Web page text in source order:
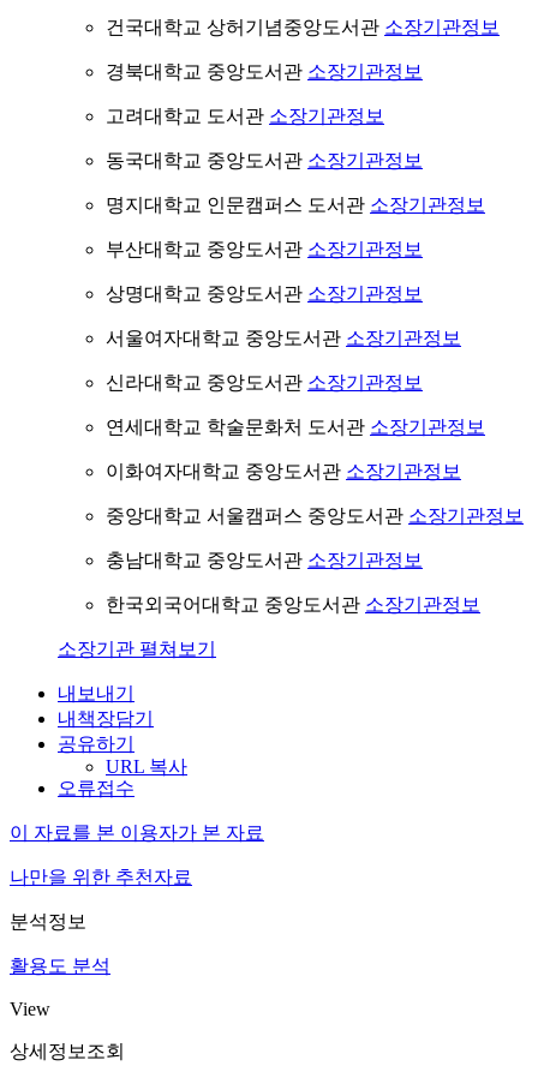
건국대학교 상허기념중앙도서관 소장기관정보
경북대학교 중앙도서관 소장기관정보
고려대학교 도서관 소장기관정보
동국대학교 중앙도서관 소장기관정보
명지대학교 인문캠퍼스 도서관 소장기관정보
부산대학교 중앙도서관 소장기관정보
상명대학교 중앙도서관 소장기관정보
서울여자대학교 중앙도서관 소장기관정보
신라대학교 중앙도서관 소장기관정보
연세대학교 학술문화처 도서관 소장기관정보
이화여자대학교 중앙도서관 소장기관정보
중앙대학교 서울캠퍼스 중앙도서관 소장기관정보
충남대학교 중앙도서관 소장기관정보
한국외국어대학교 중앙도서관 소장기관정보
소장기관 펼쳐보기
내보내기
내책장담기
공유하기
URL 복사
오류접수
이 자료를 본 이용자가 본 자료
나만을 위한 추천자료
분석정보
활용도 분석
View
상세정보조회